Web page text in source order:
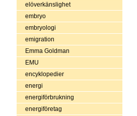
elöverkänslighet
embryo
embryologi
emigration
Emma Goldman
EMU
encyklopedier
energi
energiförbrukning
energiföretag